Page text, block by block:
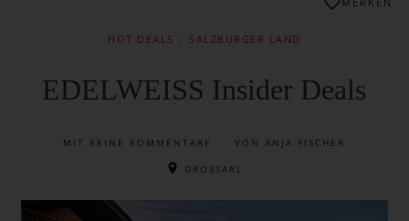
HOT DEALS SALZBURGER LAND
EDELWEISS Insider Deals
MIT KEINE KOMMENTARE VON ANJA FISCHER
GROSSARL